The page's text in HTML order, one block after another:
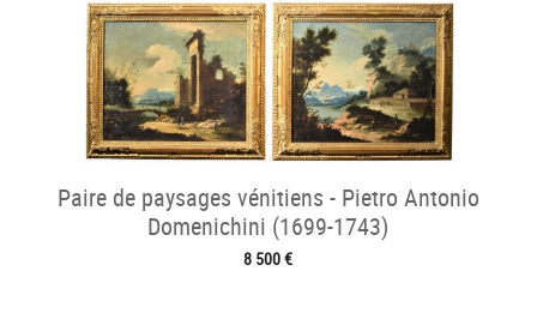
Paire de paysages vénitiens - Pietro Antonio
Domenichini (1699-1743)
8 500 €